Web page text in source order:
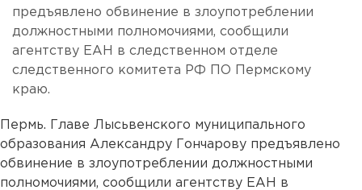
предъявлено обвинение в злоупотреблении
должностными полномочиями, сообщили
агентству ЕАН в следственном отделе
следственного комитета РФ ПО Пермскому
краю.
Пермь. Главе Лысьвенского муниципального
образования Александру Гончарову предъявлено
обвинение в злоупотреблении должностными
полномочиями, сообщили агентству ЕАН в